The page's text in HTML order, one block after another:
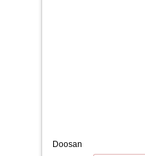
Doosan